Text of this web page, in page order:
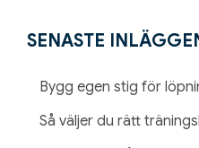
SENASTE
Bygg egen stig för
Så väljer du rätt